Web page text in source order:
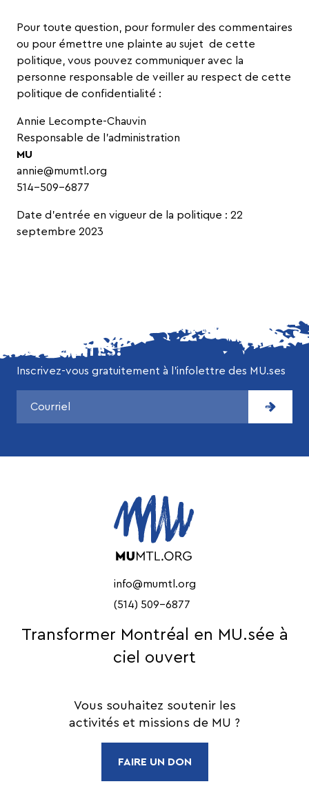
Pour toute question, pour formuler des commentaires
ou pour émettre une plainte au sujet de cette
politique, vous pouvez communiquer avec la
personne responsable de veiller au respect de cette
politique de confidentialité :
Annie Lecompte-Chauvin
Responsable de l’administration
MU
annie@mumtl.org
514-509-6877
Date d’entrée en vigueur de la politique : 22
septembre 2023
NE MANQUEZ AUCUNE DE NOS
ACTUALITÉS!
Inscrivez-vous gratuitement à l’infolettre des MU.ses
info@mumtl.org
(514) 509-6877
Transformer Montréal en MU.sée à
ciel ouvert
Vous souhaitez soutenir les
activités et missions de MU ?
FAIRE UN DON